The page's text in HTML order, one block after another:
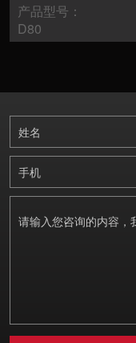
服务支持
产品型号：
D80